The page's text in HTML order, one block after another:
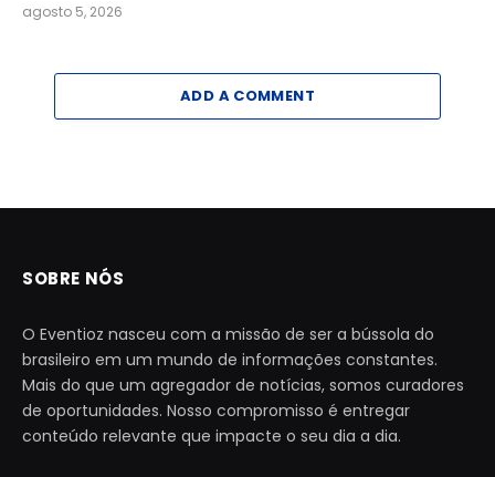
agosto 5, 2026
ADD A COMMENT
SOBRE NÓS
O Eventioz nasceu com a missão de ser a bússola do
brasileiro em um mundo de informações constantes.
Mais do que um agregador de notícias, somos curadores
de oportunidades. Nosso compromisso é entregar
conteúdo relevante que impacte o seu dia a dia.